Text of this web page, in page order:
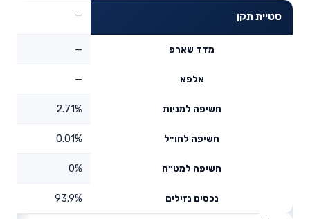
סטיית תקן —
מדד שארפ —
אלפא —
חשיפה למניות 2.71%
חשיפה לחו״ל 0.01%
חשיפה למט״ח 0%
נכסים נזילים 93.9%